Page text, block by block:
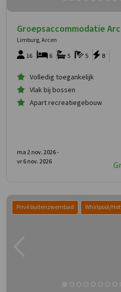
Groepsaccommodatie
Limburg, Arcen
16 5
5 B
6
Volledig toegankelijk
Vlak bij bossen
Apart recreatiegebouw
ma 2 nov. 2026 -
vr 6 nov. 2026
Privé buitenzwembad Whirlpool/